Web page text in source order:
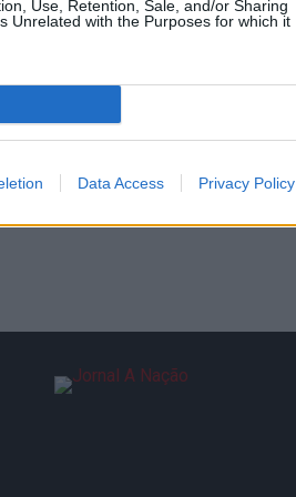
Use, Retention, Sale, and/or Sharing
Unrelated with the Purposes for which it
Data Access Privacy Policy